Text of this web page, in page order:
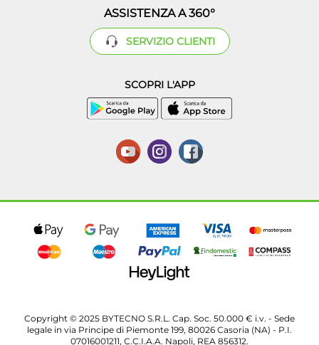
ASSISTENZA A 360°
SERVIZIO CLIENTI
SCOPRI L'APP
Copyright © 2025 BYTECNO S.R.L. Cap. Soc. 50.000 € i.v. - Sede
legale in via Principe di Piemonte 199, 80026 Casoria (NA) - P.I.
07016001211, C.C.I.A.A. Napoli, REA 856312.